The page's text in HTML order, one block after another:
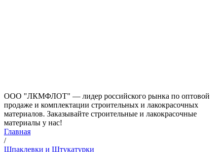
ООО "ЛКМФЛОТ" — лидер российского рынка по оптовой
продаже и комплектации строительных и лакокрасочных
материалов. Заказывайте строительные и лакокрасочные
материалы у нас!
Главная
/
Шпаклевки и Штукатурки